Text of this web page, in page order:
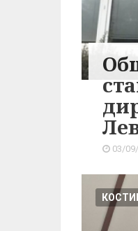
03/